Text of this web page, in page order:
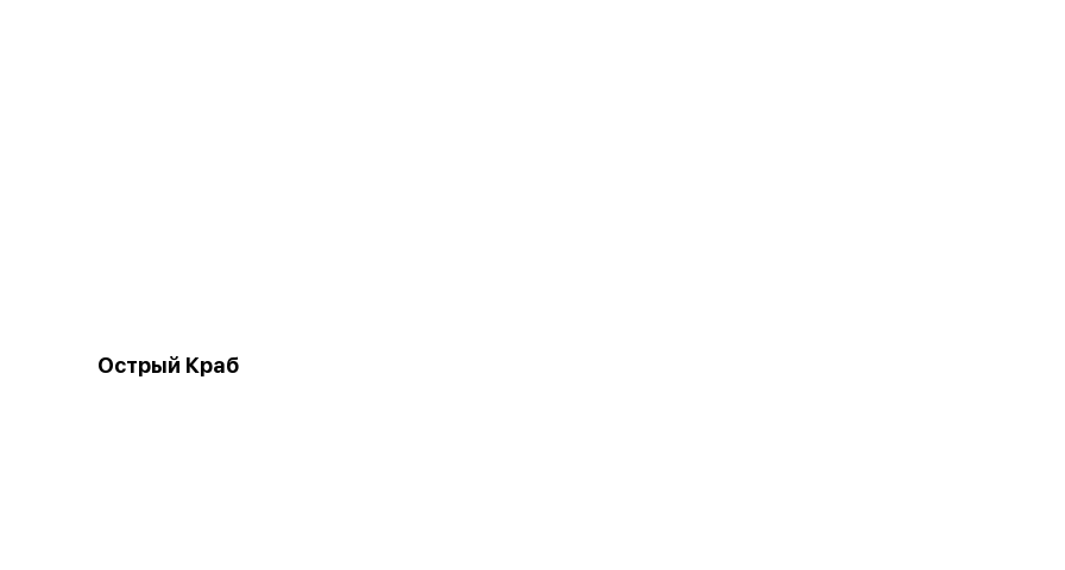
Острый Краб